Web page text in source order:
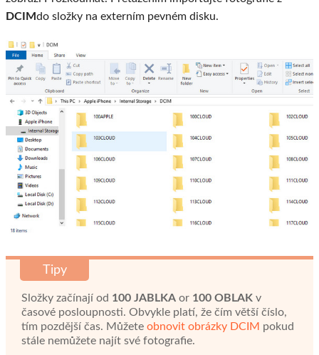
DCIMdo složky na externím pevném disku.
Tipy
Složky začínají od 100 JABLKA or 100 OBLAK v
časové posloupnosti. Obvykle platí, že čím větší číslo,
tím pozdější čas. Můžete obnovit obrázky DCIM pokud
stále nemůžete najít své fotografie.